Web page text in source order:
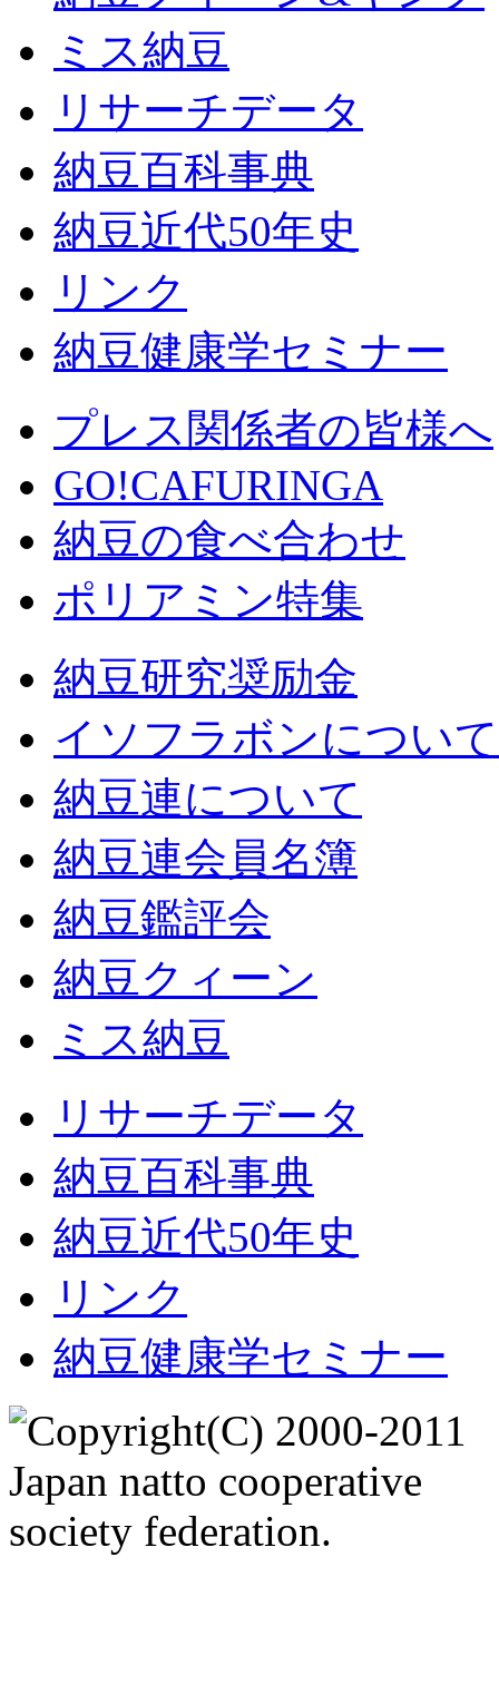
ミス納豆
リサーチデータ
納豆百科事典
納豆近代50年史
リンク
納豆健康学セミナー
プレス関係者の皆様へ
GO!CAFURINGA
納豆の食べ合わせ
ポリアミン特集
納豆研究奨励金
イソフラボンについて
納豆連について
納豆連会員名簿
納豆鑑評会
納豆クィーン
ミス納豆
リサーチデータ
納豆百科事典
納豆近代50年史
リンク
納豆健康学セミナー